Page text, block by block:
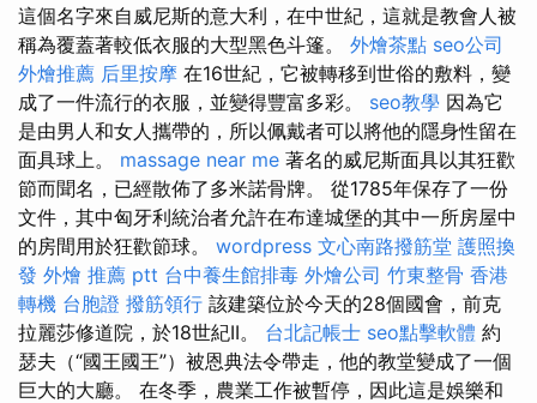
這個名字來自威尼斯的意大利，在中世紀，這就是教會人被
稱為覆蓋著較低衣服的大型黑色斗篷。 外燴茶點 seo公司
外燴推薦 后里按摩 在16世紀，它被轉移到世俗的敷料，變
成了一件流行的衣服，並變得豐富多彩。 seo教學 因為它
是由男人和女人攜帶的，所以佩戴者可以將他的隱身性留在
面具球上。 massage near me 著名的威尼斯面具以其狂歡
節而聞名，已經散佈了多米諾骨牌。 從1785年保存了一份
文件，其中匈牙利統治者允許在布達城堡的其中一所房屋中
的房間用於狂歡節球。 wordpress 文心南路撥筋堂 護照換
發 外燴 推薦 ptt 台中養生館排毒 外燴公司 竹東整骨 香港
轉機 台胞證 撥筋領行 該建築位於今天的28個國會，前克
拉麗莎修道院，於18世紀II。 台北記帳士 seo點擊軟體 約
瑟夫（“國王國王”）被恩典法令帶走，他的教堂變成了一個
巨大的大廳。 在冬季，農業工作被暫停，因此這是娛樂和